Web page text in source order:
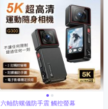
六軸防螺儀防手震 觸控螢幕